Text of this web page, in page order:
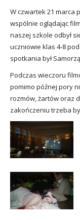
W czwartek 21 marca
wspólnie oglądając
naszej szkole odbył
uczniowie klas 4-8
spotkania był
Podczas wieczoru
pomimo późnej pory
rozmów, żartów oraz
zakończeniu trzeba